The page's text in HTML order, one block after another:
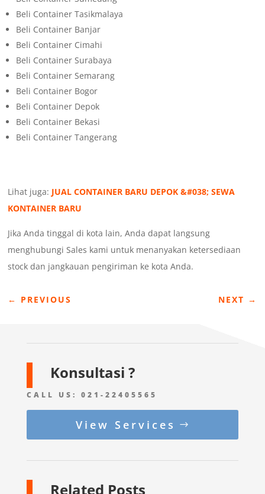
Beli Container Tasikmalaya
Beli Container Banjar
Beli Container Cimahi
Beli Container Surabaya
Beli Container Semarang
Beli Container Bogor
Beli Container Depok
Beli Container Bekasi
Beli Container Tangerang
Lihat juga: JUAL CONTAINER BARU DEPOK &#038; SEWA
KONTAINER BARU
Jika Anda tinggal di kota lain, Anda dapat langsung
menghubungi Sales kami untuk menanyakan ketersediaan
stock dan jangkauan pengiriman ke kota Anda.
← PREVIOUS NEXT →
Konsultasi ?
CALL US: 021-22405565
View Services
Related Posts